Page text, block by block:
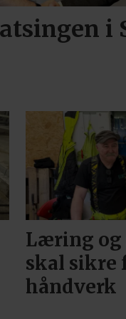
i
Læring og
skal sikre
håndverk